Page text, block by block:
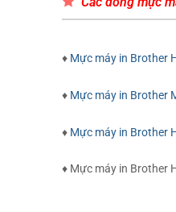
♦ Mực máy in Brother
♦ Mực máy in Brother
♦ Mực máy in Brother
♦ Mực máy in Brother